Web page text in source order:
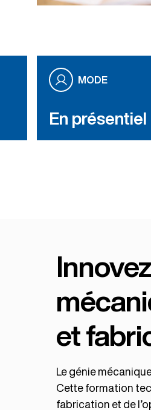
MODE
En présentiel
et
Le génie
Cette formation
fabrication et de